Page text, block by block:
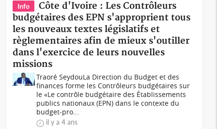
Info
Côte d'Ivoire : Les Contrôleurs
budgétaires des EPN s'approprient tous
les nouveaux textes législatifs et
règlementaires afin de mieux s'outiller
dans l'exercice de leurs nouvelles
missions
Traoré SeydouLa Direction du Budget et des
finances forme les Contrôleurs budgétaires sur
le «Le contrôle budgétaire des Établissements
publics nationaux (EPN) dans le contexte du
budget-pro...
il y a 4 ans